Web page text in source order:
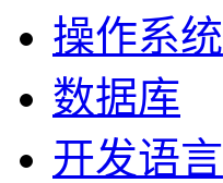
操作系统
数据库
开发语言